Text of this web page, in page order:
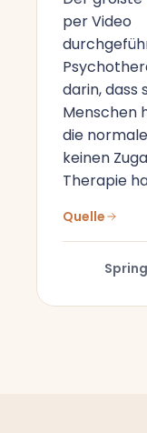
per Video
darin, dass
Menschen
die
keinen
Therapie
Quelle